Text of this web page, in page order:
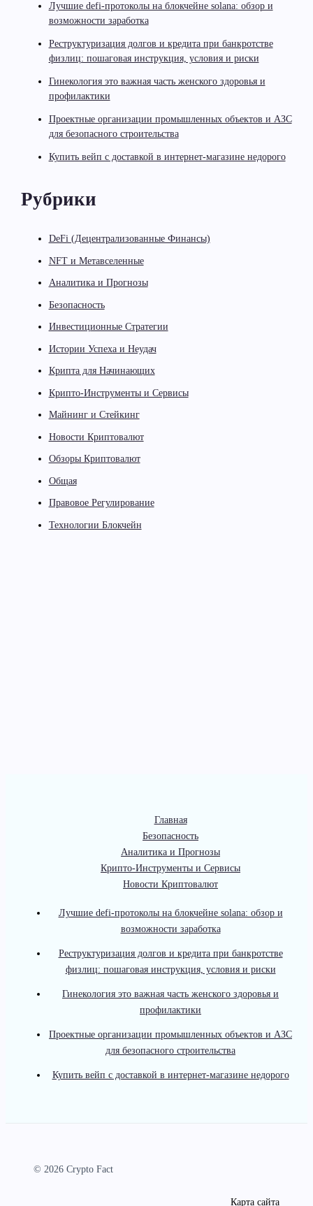
Лучшие defi-протоколы на блокчейне solana: обзор и
возможности заработка
Реструктуризация долгов и кредита при банкротстве
физлиц: пошаговая инструкция, условия и риски
Гинекология это важная часть женского здоровья и
профилактики
Проектные организации промышленных объектов и АЗС
для безопасного строительства
Купить вейп с доставкой в интернет-магазине недорого
Рубрики
DeFi (Децентрализованные Финансы)
NFT и Метавселенные
Аналитика и Прогнозы
Безопасность
Инвестиционные Стратегии
Истории Успеха и Неудач
Крипта для Начинающих
Крипто-Инструменты и Сервисы
Майнинг и Стейкинг
Новости Криптовалют
Обзоры Криптовалют
Общая
Правовое Регулирование
Технологии Блокчейн
Главная
Безопасность
Аналитика и Прогнозы
Крипто-Инструменты и Сервисы
Новости Криптовалют
Лучшие defi-протоколы на блокчейне solana: обзор и
возможности заработка
Реструктуризация долгов и кредита при банкротстве
физлиц: пошаговая инструкция, условия и риски
Гинекология это важная часть женского здоровья и
профилактики
Проектные организации промышленных объектов и АЗС
для безопасного строительства
Купить вейп с доставкой в интернет-магазине недорого
© 2026 Crypto Fact
Карта сайта